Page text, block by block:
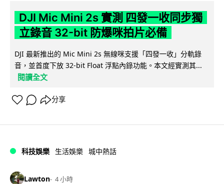
DJI Mic Mini 2s 實測 四發一收同步獨
立錄音 32-bit 防爆咪拍片必備
DJI 最新推出的 Mic Mini 2s 無線咪支援「四發一收」分軌錄
音，並首度下放 32-bit Float 浮點內錄功能。本文經實測其...
閱讀全文
分享
科技娛樂 生活娛樂 城中熱話
Lawton 4 小時